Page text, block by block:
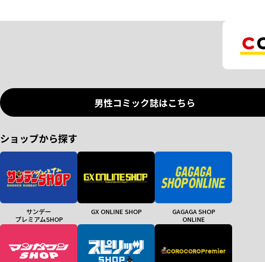
男性コミック誌はこちら
ショップから探す
サンデー
プレミアムSHOP
GX ONLINE SHOP
GAGAGA SHOP
ONLINE